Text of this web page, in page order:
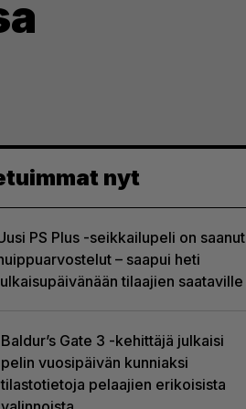
nyt
PS Plus -seikkailupeli on saanut
– saapui heti
tilaajien saataville
Baldur’s Gate 3 -kehittäjä julkaisi
pelin vuosipäivän kunniaksi
tilastotietoja pelaajien erikoisista